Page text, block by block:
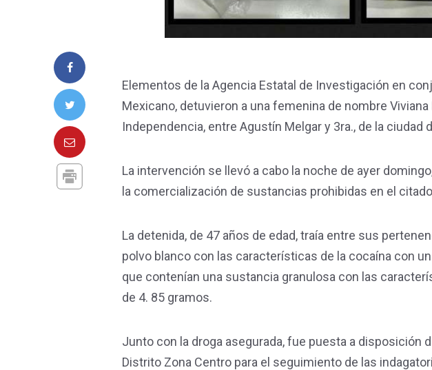
Elementos de la Agencia Estatal de Investigación en
Mexicano, detuvieron a una femenina de nombre
Independencia, entre Agustín Melgar y 3ra., de la ciudad
La intervención se llevó a cabo la noche de ayer
la comercialización de sustancias prohibidas en el
La detenida, de 47 años de edad, traía entre sus
polvo blanco con las características de la cocaína con
que contenían una sustancia granulosa con las
de 4. 85 gramos.
Junto con la droga asegurada, fue puesta a disposición
Distrito Zona Centro para el seguimiento de las